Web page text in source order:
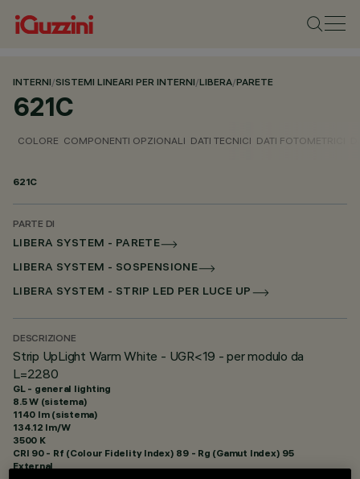
INTERNI/SISTEMI LINEARI PER INTERNI/LIBERA/PARETE
621C
COLORE COMPONENTI OPZIONALI DATI TECNICI DATI FOTOMETRICI
621C
PARTE DI
LIBERA SYSTEM - PARETE
LIBERA SYSTEM - SOSPENSIONE
LIBERA SYSTEM - STRIP LED PER LUCE UP
DESCRIZIONE
Strip UpLight Warm White - UGR<19 - per modulo da
L=2280
GL - general lighting
8.5 W (sistema)
1140 lm (sistema)
134.12 lm/W
3500 K
CRI 90- Rf (Colour Fidelity Index) 89 - Rg (Gamut Index) 95
External